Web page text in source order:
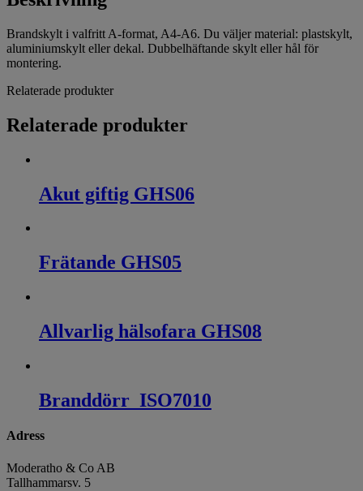
Brandskylt i valfritt A-format, A4-A6. Du väljer material: plastskylt,
aluminiumskylt eller dekal. Dubbelhäftande skylt eller hål för
montering.
Relaterade produkter
Relaterade produkter
Akut giftig GHS06
Frätande GHS05
Allvarlig hälsofara GHS08
Branddörr_ISO7010
Adress
Moderatho & Co AB
Tallhammarsv. 5